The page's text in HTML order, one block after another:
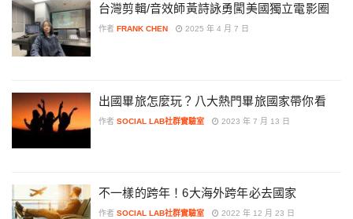
台灣剪輯/音效師黃詩詠勇闖美國獨立電影圈
作者 FRANK CHEN 2025 年 4 月 7 日
出國畢旅怎麼玩？八大熱門畢旅國家帶你看
作者 SOCIAL LAB社群實驗室 2023 年 7 月 13 日
不一樣的跨年！6大海外跨年必去國家
作者 SOCIAL LAB社群實驗室 2022 年 12 月 23 日